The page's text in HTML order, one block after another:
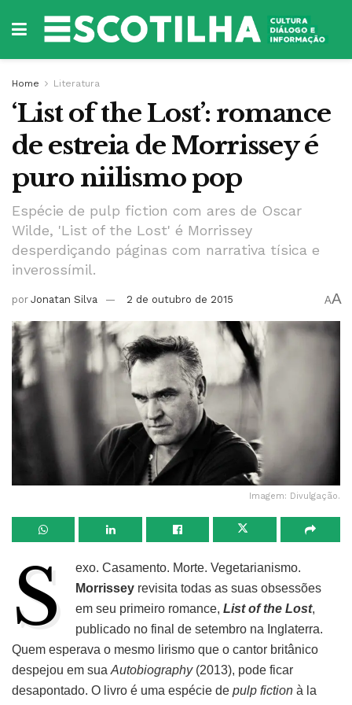
Home Literatura
‘List of the Lost’: romance
de estreia de Morrissey é
puro niilismo pop
Espécie de pulp fiction com ares de Oscar
Wilde, 'List of the Lost' é Morrissey
desperdiçando páginas com narrativa tísica e
inverossímil.
por Jonatan Silva 2 de outubro de 2015 AA
Imagem: Divulgação.
S
exo. Casamento. Morte. Vegetarianismo.
Morrissey revisita todas as suas obsessões
em seu primeiro romance,List of the Lost,
publicado no final de setembro na Inglaterra.
Quem esperava o mesmo lirismo que o cantor britânico
despejou em sua Autobiography (2013), pode ficar
desapontado. O livro é uma espécie de pulp fiction à la